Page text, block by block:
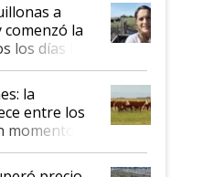
a
comenzó la
los días le
la
entre los